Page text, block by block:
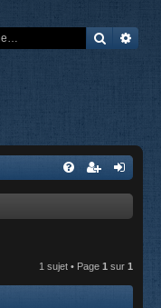
1 sujet • Page 1 sur 1